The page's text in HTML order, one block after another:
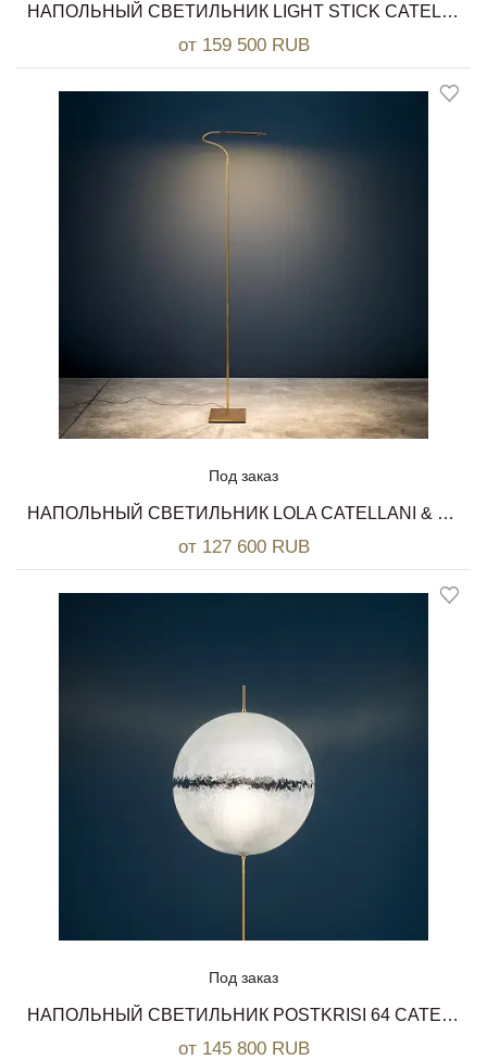
НАПОЛЬНЫЙ СВЕТИЛЬНИК LIGHT STICK CATELLANI & SMITH
от 159 500 RUB
Под заказ
НАПОЛЬНЫЙ СВЕТИЛЬНИК LOLA CATELLANI & SMITH
от 127 600 RUB
Под заказ
НАПОЛЬНЫЙ СВЕТИЛЬНИК POSTKRISI 64 CATELLANI & SMITH
от 145 800 RUB